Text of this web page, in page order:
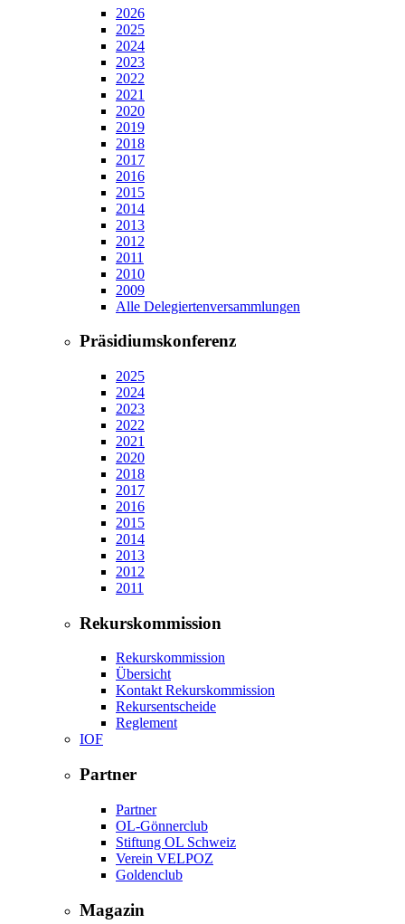
2026
2025
2024
2023
2022
2021
2020
2019
2018
2017
2016
2015
2014
2013
2012
2011
2010
2009
Alle Delegiertenversammlungen
Präsidiumskonferenz
2025
2024
2023
2022
2021
2020
2018
2017
2016
2015
2014
2013
2012
2011
Rekurskommission
Rekurskommission
Übersicht
Kontakt Rekurskommission
Rekursentscheide
Reglement
IOF
Partner
Partner
OL-Gönnerclub
Stiftung OL Schweiz
Verein VELPOZ
Goldenclub
Magazin